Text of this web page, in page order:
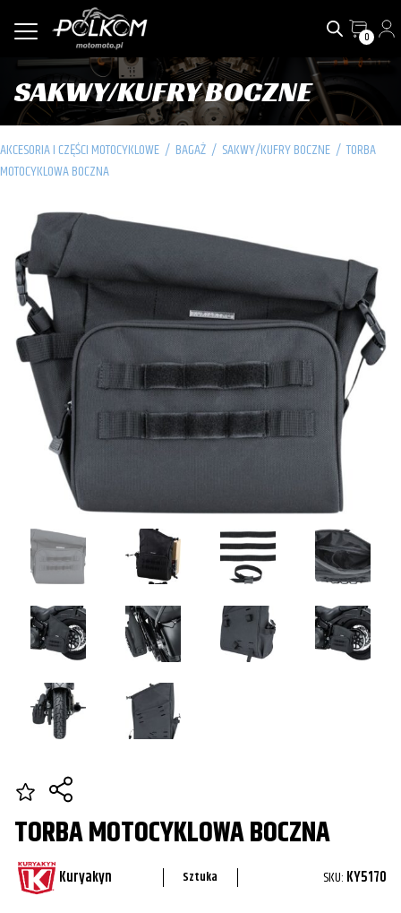
0
SAKWY/KUFRY BOCZNE
AKCESORIA I CZĘŚCI MOTOCYKLOWE / BAGAŻ / SAKWY/KUFRY BOCZNE / TORBA
MOTOCYKLOWA BOCZNA
TORBA MOTOCYKLOWA BOCZNA
Kuryakyn Sztuka SKU: KY5170